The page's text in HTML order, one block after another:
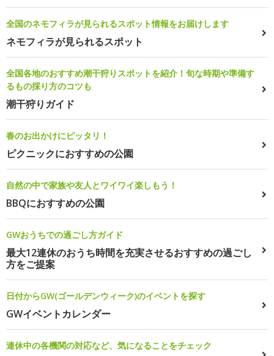
全国のネモフィラが見られるスポット情報をお届けします
ネモフィラが見られるスポット
全国各地のおすすめ潮干狩りスポットを紹介！旬な時期や準備す
るもの採り方のコツも
潮干狩りガイド
春のお出かけにピッタリ！
ピクニックにおすすめの公園
自然の中で家族や友人とワイワイ楽しもう！
BBQにおすすめの公園
GWおうちでの過ごし方ガイド
最大12連休のおうち時間を充実させるおすすめの過ごし
方をご提案
日付からGW(ゴールデンウィーク)のイベントを探す
GWイベントカレンダー
連休中の各機関の対応など、気になることをチェック